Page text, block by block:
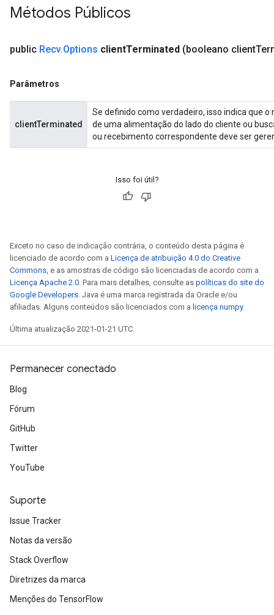
Métodos Públicos
public Recv.Options clientTerminated (booleano client
Parâmetros
clientTerminated
Se definido como verdadeiro, isso indica que
de uma alimentação do lado do cliente ou
ou recebimento correspondente deve ser
Isso foi útil?
Exceto no caso de indicação contrária, o conteúdo desta página é
licenciado de acordo com a Licença de atribuição 4.0 do Creative
Commons, e as amostras de código são licenciadas de acordo com a
Licença Apache 2.0. Para mais detalhes, consulte as políticas do site do
Google Developers. Java é uma marca registrada da Oracle e/ou
afiliadas. Alguns conteúdos são licenciados com a licença numpy.
Última atualização 2021-01-21 UTC.
Permanecer conectado
Blog
Fórum
GitHub
Twitter
YouTube
Suporte
Issue Tracker
Notas da versão
Stack Overflow
Diretrizes da marca
Menções do TensorFlow